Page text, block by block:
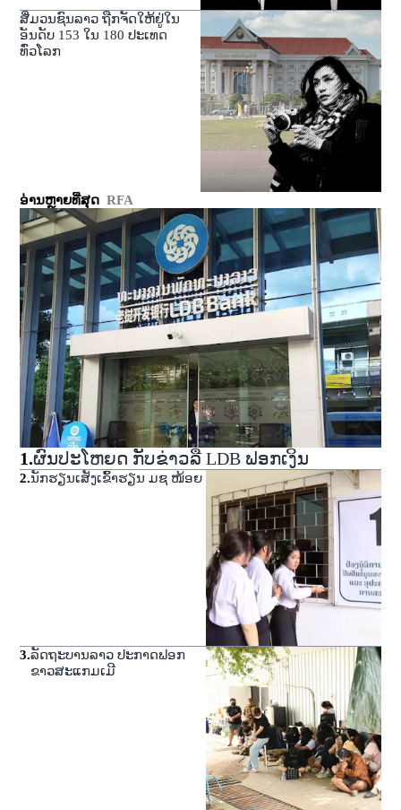
ສື່ມວນຊົນລາວ ຖືກຈັດໃຫ້ຢູ່ໃນ
ອັນດັບ 153 ໃນ 180 ປະເທດ
ທົ່ວໂລກ
ອ່ານຫຼາຍທີ່ສຸດ RFA
1.ຜົນປະໂຫຍດ ກັບຂ່າວລື LDB ຟອກເງິນ
2.ນັກຮຽນເສັງເຂົ້າຮຽນ ມຊ ໜ້ອຍ
3.ລັດຖະບານລາວ ປະກາດຟອກ
ຂາວສະແກມເມີ